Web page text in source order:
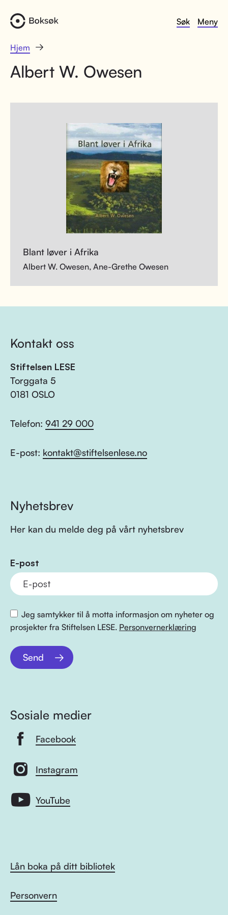
Søk Meny
Hjem
Albert W. Owesen
Blant løver i Afrika
Albert W. Owesen, Ane-Grethe Owesen
Kontakt oss
Stiftelsen LESE
Torggata 5
0181 OSLO
Telefon: 941 29 000
E-post: kontakt@stiftelsenlese.no
Nyhetsbrev
Her kan du melde deg på vårt nyhetsbrev
E-post
Jeg samtykker til å motta informasjon om nyheter og
prosjekter fra Stiftelsen LESE. Personvernerklæring
Send
Sosiale medier
Facebook
Instagram
YouTube
Lån boka på ditt bibliotek
Personvern